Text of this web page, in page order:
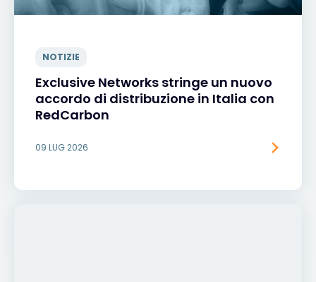
NOTIZIE
Exclusive Networks stringe un nuovo
accordo di distribuzione in Italia con
RedCarbon
09 LUG 2026